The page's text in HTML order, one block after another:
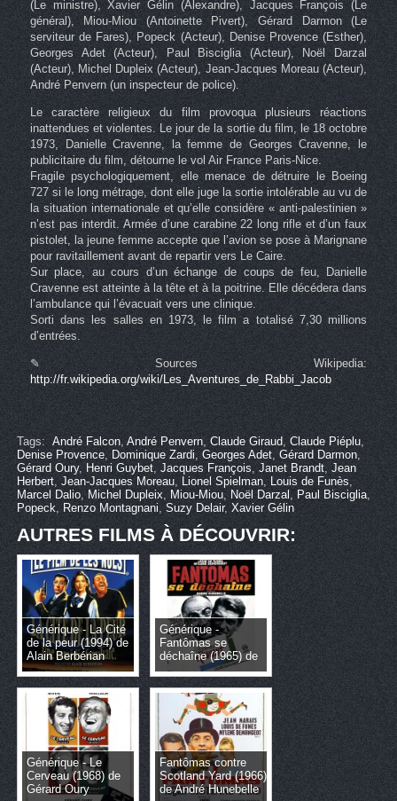
(Le ministre), Xavier Gélin (Alexandre), Jacques François (Le
général), Miou-Miou (Antoinette Pivert), Gérard Darmon (Le
serviteur de Fares), Popeck (Acteur), Denise Provence (Esther),
Georges Adet (Acteur), Paul Bisciglia (Acteur), Noël Darzal
(Acteur), Michel Dupleix (Acteur), Jean-Jacques Moreau (Acteur),
André Penvern (un inspecteur de police).
Le caractère religieux du film provoqua plusieurs réactions
inattendues et violentes. Le jour de la sortie du film, le 18 octobre
1973, Danielle Cravenne, la femme de Georges Cravenne, le
publicitaire du film, détourne le vol Air France Paris-Nice.
Fragile psychologiquement, elle menace de détruire le Boeing
727 si le long métrage, dont elle juge la sortie intolérable au vu de
la situation internationale et qu’elle considère « anti-palestinien »
n’est pas interdit. Armée d’une carabine 22 long rifle et d’un faux
pistolet, la jeune femme accepte que l’avion se pose à Marignane
pour ravitaillement avant de repartir vers Le Caire.
Sur place, au cours d’un échange de coups de feu, Danielle
Cravenne est atteinte à la tête et à la poitrine. Elle décédera dans
l’ambulance qui l’évacuait vers une clinique.
Sorti dans les salles en 1973, le film a totalisé 7,30 millions
d’entrées.
✎ Sources Wikipedia:
http://fr.wikipedia.org/wiki/Les_Aventures_de_Rabbi_Jacob
Tags:André Falcon,André Penvern,Claude Giraud,Claude Piéplu,
Denise Provence, Dominique Zardi,Georges Adet,Gérard Darmon,
Gérard Oury,Henri Guybet,Jacques François, Janet Brandt,Jean
Herbert, Jean-Jacques Moreau, Lionel Spielman, Louis de Funès,
Marcel Dalio, Michel Dupleix, Miou-Miou, Noël Darzal,Paul Bisciglia,
Popeck,Renzo Montagnani,Suzy Delair,Xavier Gélin
AUTRES FILMS À DÉCOUVRIR:
Générique - La Cité
de la peur (1994) de
Alain Berbérian
Générique -
Fantômas se
déchaîne (1965) de
André Hunebelle
Générique - Le
Cerveau (1968) de
Gérard Oury
Fantômas contre
Scotland Yard (1966)
de André Hunebelle